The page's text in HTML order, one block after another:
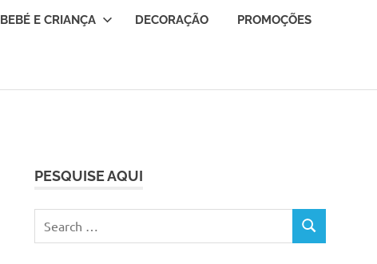
BEBÉ E CRIANÇA DECORAÇÃO PROMOÇÕES
PESQUISE AQUI
for:
SEARCH